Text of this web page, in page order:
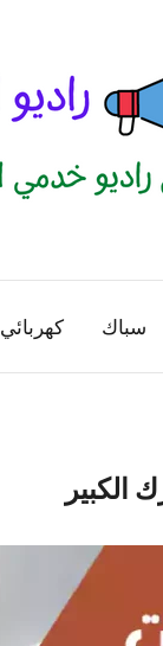
سباك كهربائي
الكبير